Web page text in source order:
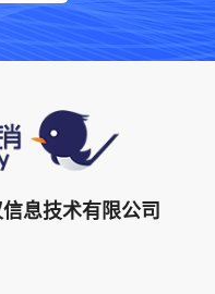
信息技术有限公司